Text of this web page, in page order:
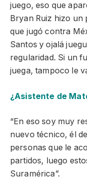
juego, eso que
Bryan Ruiz hizo
que jugó contra
Santos y ojalá
regularidad. Si un
juega, tampoco le
¿Asistente de
“En eso soy muy
nuevo técnico, él
personas que le
partidos, luego
Suramérica”.